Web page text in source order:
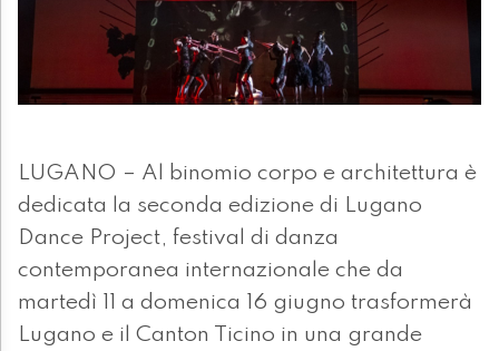
LUGANO – Al binomio corpo e architettura è
dedicata la seconda edizione di Lugano
Dance Project, festival di danza
contemporanea internazionale che da
martedì 11 a domenica 16 giugno trasformerà
Lugano e il Canton Ticino in una grande